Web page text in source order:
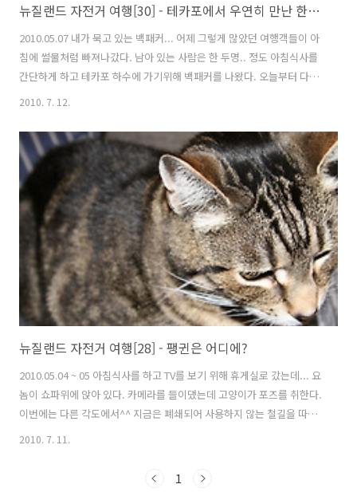
뉴질랜드 자전거 여행[30] - 테카포에서 우연히 만난 한국인들과 친구가 되다.
2010.05.07 내가 묵고 있는 백패커... 어제 그렇게 많았던 여행객들이 아
침에 썰물처럼 빠져나갔다. 남아 있는 사람은 한 두명.. 정도 아침식사를
간단하게 하고 테카포 하수에 가기위해 백패커를 나왔다. 오늘부터 다시
비가 시작된다는데 하늘엔 먹구름이 잔뜩 몰려오기 시작했다. 더 이상 자
을때는 살짝 겁이 난다. 남은 여행이라도 맑은 날씨만 계속되었으면 하는
바램에서이다. 푸카키 호수까지 연결된 인공으로 건설한 수로 뉴질랜드
에 유럽이주민들이 처음 정착할때에는 모든 지역에 울타리를 칠 수 없었
기 때문에 양몰이를 하거나 인간이 갈 수 없는 곳에 개가 대신하게 했다.
현재도 그렇지만 과거엔 양과 소를 모는 개는 인간에게 더 없이 고마운..
2010. 7. 12.
뉴질랜드 자전거 여행[28] - 팽귄은 어디에?
2010.05.04 ~ 05 아침식사를 하고 TV를 보기 위해 휴게실로 갔는데... 요
놈이 쇼파위에 앉아 있다. 카메라를 들이댔는데 고양이가 포즈를 취한다.
이번에는 다른 각도에서^^ 지금은 폐쇄되어 사용하지 않는 철길을 따라
2010. 7. 11.
1